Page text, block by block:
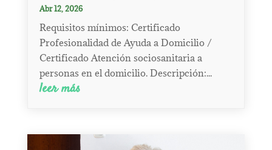
Abr 12, 2026
Requisitos mínimos: Certificado
Profesionalidad de Ayuda a Domicilio /
Certificado Atención sociosanitaria a
personas en el domicilio. Descripción:...
leer más